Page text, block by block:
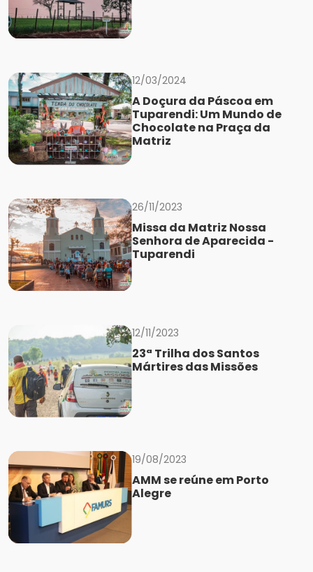
12/03/2024
A Doçura da Páscoa em
Tuparendi: Um Mundo de
Chocolate na Praça da
Matriz
26/11/2023
Missa da Matriz Nossa
Senhora de Aparecida -
Tuparendi
12/11/2023
23ª Trilha dos Santos
Mártires das Missões
19/08/2023
AMM se reúne em Porto
Alegre